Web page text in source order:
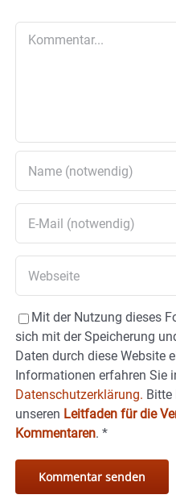
Mit der Nutzung dieses
sich mit der Speicherung
Daten durch diese Website
Informationen erfahren Sie
Datenschutzerklärung. Bitte
unseren Leitfaden für die
Kommentaren. *